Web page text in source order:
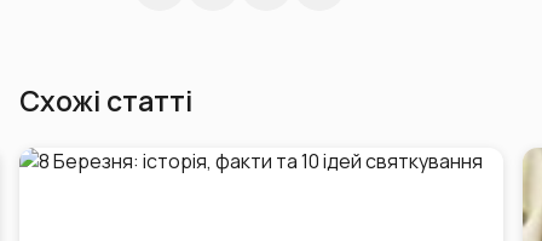
Схожі статті